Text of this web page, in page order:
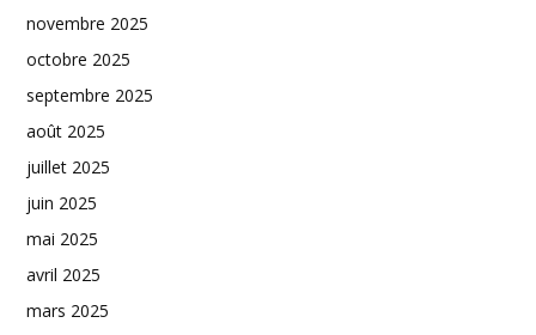
novembre 2025
octobre 2025
septembre 2025
août 2025
juillet 2025
juin 2025
mai 2025
avril 2025
mars 2025